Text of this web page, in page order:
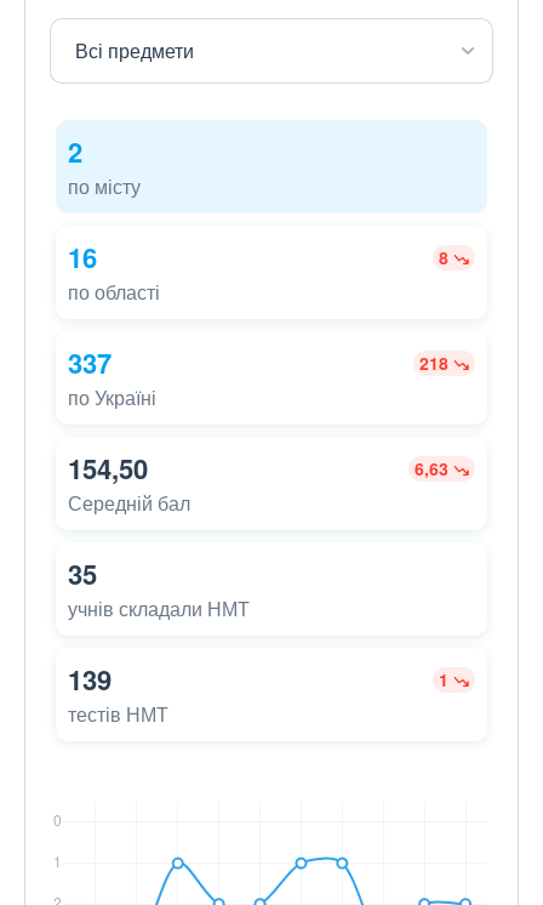
2
по місту
16 8
по області
337 218
по Україні
154,50 6,63
Середній бал
35
учнів складали НМТ
139 1
тестів НМТ